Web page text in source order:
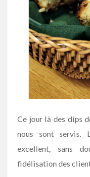
Ce jour là des dips
nous sont servis.
excellent, sans
fidélisation des